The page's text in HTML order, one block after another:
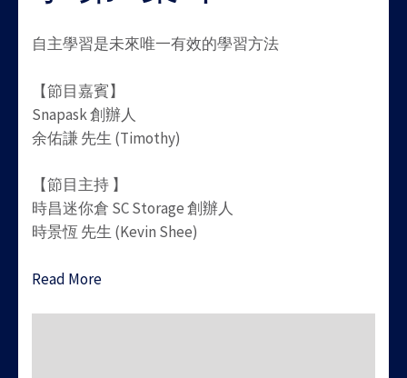
自主學習是未來唯一有效的學習方法
【節目嘉賓】
Snapask 創辦人
余佑謙 先生 (Timothy)
【節目主持 】
時昌迷你倉 SC Storage 創辦人
時景恆 先生 (Kevin Shee)
Read More